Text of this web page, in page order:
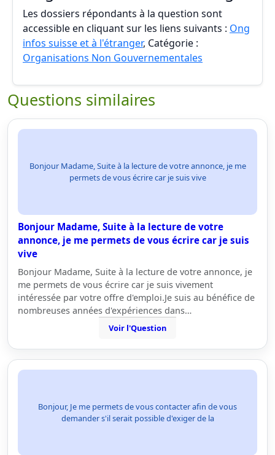
Les dossiers répondants à la question sont
accessible en cliquant sur les liens suivants : Ong
infos suisse et à l'étranger, Catégorie :
Organisations Non Gouvernementales
Questions similaires
Bonjour Madame, Suite à la lecture de votre annonce, je me
permets de vous écrire car je suis vive
Bonjour Madame, Suite à la lecture de votre
annonce, je me permets de vous écrire car je suis
vive
Bonjour Madame, Suite à la lecture de votre annonce, je
me permets de vous écrire car je suis vivement
intéressée par votre offre d'emploi.Je suis au bénéfice de
nombreuses années d'expériences dans…
Voir l'Question
Bonjour, Je me permets de vous contacter afin de vous
demander s'il serait possible d'exiger de la